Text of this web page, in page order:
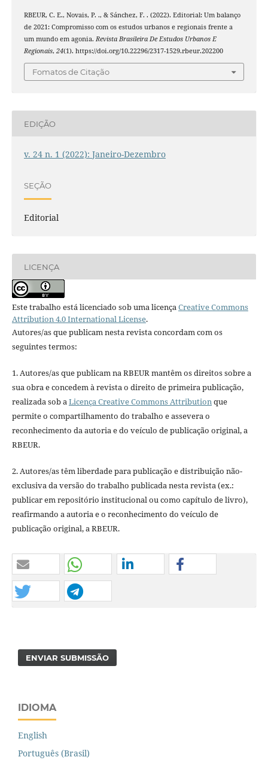
RBEUR, C. E., Novais, P. ., & Sánchez, F. . (2022). Editorial: Um balanço
de 2021: Compromisso com os estudos urbanos e regionais frente a
um mundo em agonia. Revista Brasileira De Estudos Urbanos E
Regionais, 24(1). https://doi.org/10.22296/2317-1529.rbeur.202200
Fomatos de Citação
EDIÇÃO
v. 24 n. 1 (2022): Janeiro-Dezembro
SEÇÃO
Editorial
LICENÇA
Este trabalho está licenciado sob uma licençaCreative Commons
Attribution 4.0 International License.
Autores/as que publicam nesta revista concordam com os
seguintes termos:
1. Autores/as que publicam na RBEUR mantêm os direitos sobre a
sua obra e concedem à revista o direito de primeira publicação,
realizada sob aLicença Creative Commons Attributionque
permite o compartilhamento do trabalho e assevera o
reconhecimento da autoria e do veículo de publicação original, a
RBEUR.
2. Autores/as têm liberdade para publicação e distribuição não-
exclusiva da versão do trabalho publicada nesta revista (ex.:
publicar em repositório institucional ou como capítulo de livro),
reafirmando a autoria e o reconhecimento do veículo de
publicação original, a RBEUR.
ENVIAR SUBMISSÃO
IDIOMA
English
Português (Brasil)